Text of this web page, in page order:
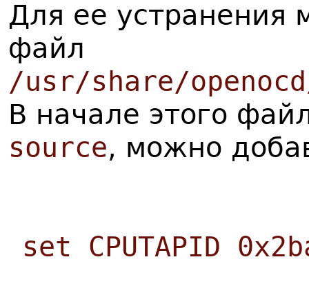
Для ее устранения
файл
/usr/share/
В начале этого
source, можно
set CPUTAPID